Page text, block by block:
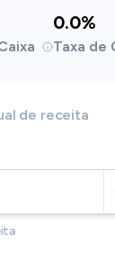
0.0%
Taxa de
de receita